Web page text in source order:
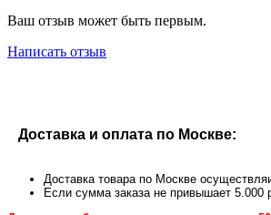
Ваш отзыв может быть первым.
Написать отзыв
Доставка и оплата по Москве:
Доставка товара по Москве
Если сумма заказа не привышает 5.000